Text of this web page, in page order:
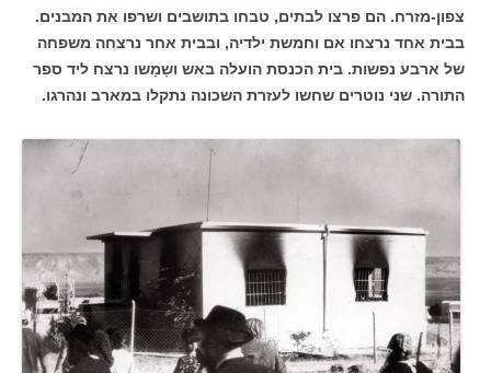
צפון-מזרח. הם פרצו לבתים, טבחו בתושבים ושרפו את המבנים.
בבית אחד נרצחו אם וחמשת ילדיה, ובבית אחר נרצחה משפחה
של ארבע נפשות. בית הכנסת הועלה באש ושָ‏מָ‏שו נרצח ליד ספר
התורה. שני נוטרים שחשו לעזרת השכונה נתקלו במארב ונהרגו.